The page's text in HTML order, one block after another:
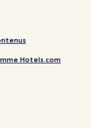
Hotels.com